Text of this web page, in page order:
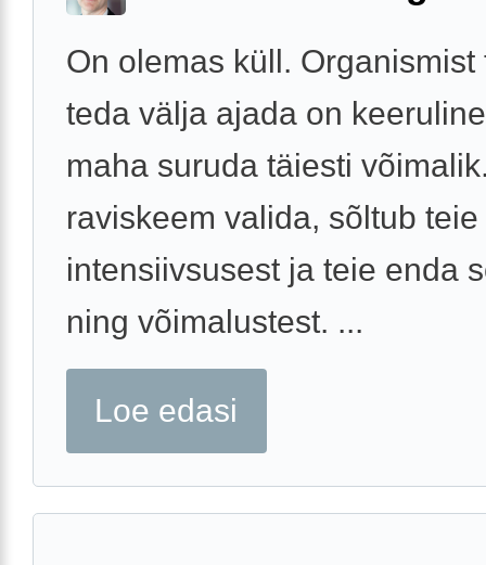
On olemas küll. Organismist
teda välja ajada on
maha suruda täiesti
raviskeem valida, sõltub
intensiivsusest ja teie enda
ning võimalustest. ...
Loe edasi